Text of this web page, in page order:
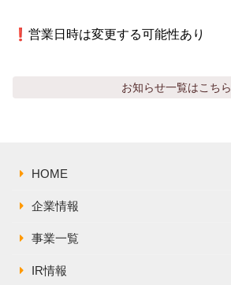
❗️営業日時は変更する可能性あり
お知らせ一覧はこちら
HOME
企業情報
事業一覧
IR情報